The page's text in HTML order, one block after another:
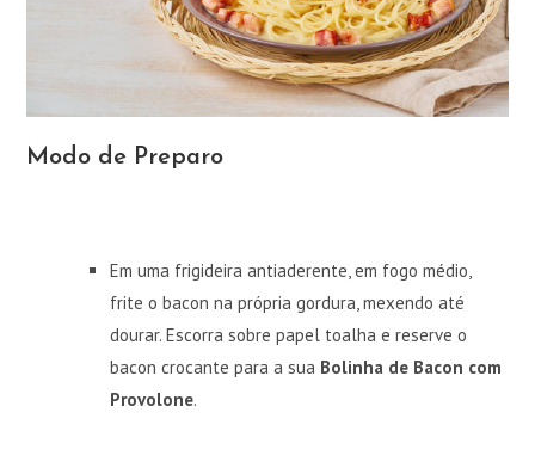
Modo de Preparo
Em uma frigideira antiaderente, em fogo médio,
frite o bacon na própria gordura, mexendo até
dourar. Escorra sobre papel toalha e reserve o
bacon crocante para a sua Bolinha de Bacon com
Provolone.